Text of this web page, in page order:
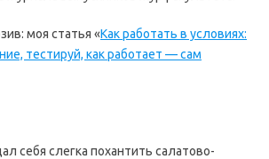
моя статья «Как работать в условиях:
тестируй, как работает — сам
себя слегка похантить салатово-